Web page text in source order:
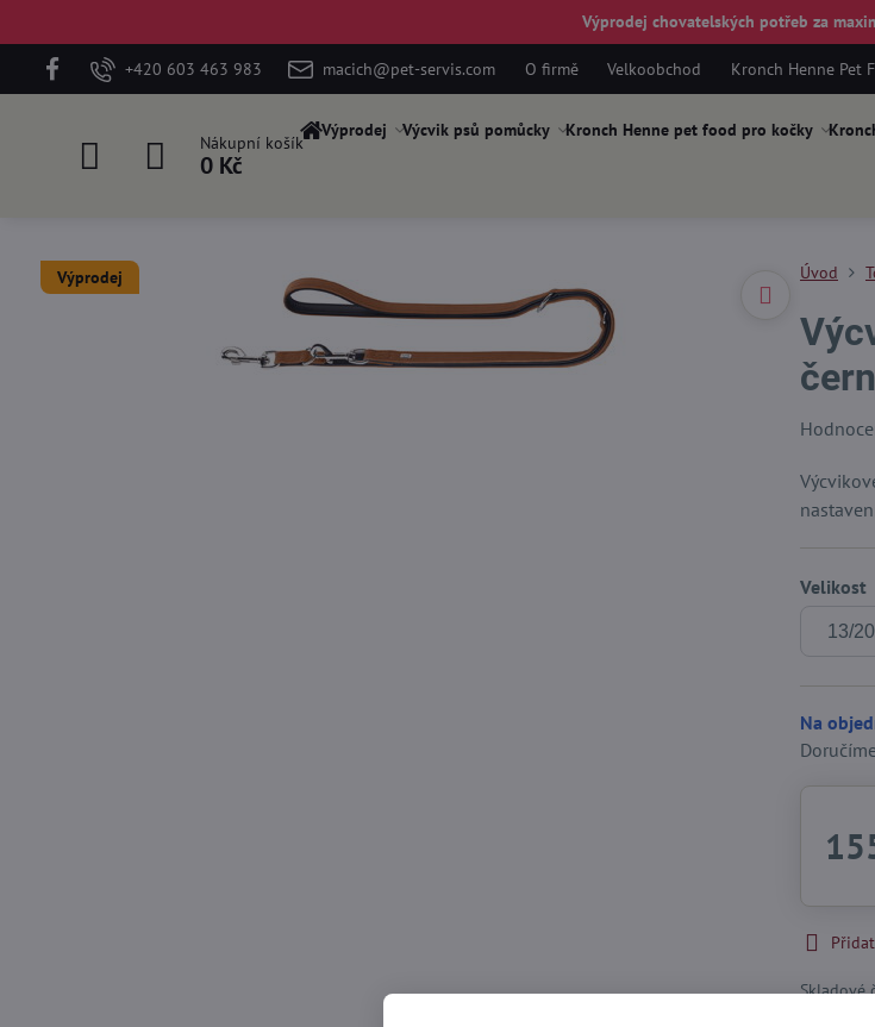
Výprodej chovatelských potřeb za
+420 603 463 983 macich@pet-servis.com O firmě Velkoobchod Kronch Henne Pet
Nákupní košík
0 Kč
Výprodej Výcvik psů pomůcky Kronch Henne pet food pro kočky
Výprodej Úvod
Velikost
Na
Skladové